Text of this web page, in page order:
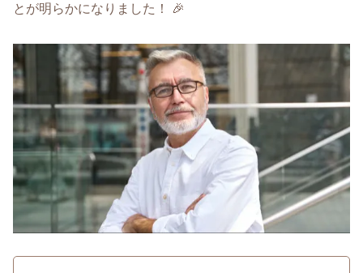
とが明らかになりました！ 🎉